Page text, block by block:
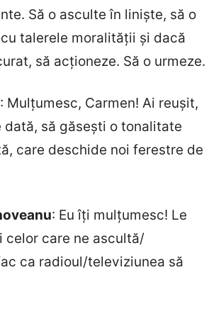
Să o asculte în linişte, să o
talerele moralităţii şi dacă
să acţioneze. Să o urmeze.
: Mulțumesc, Carmen! Ai reușit,
dată, să găseşti o tonalitate
care deschide noi ferestre de
: Eu îți mulțumesc! Le
celor care ne ascultă/
ca radioul/televiziunea să